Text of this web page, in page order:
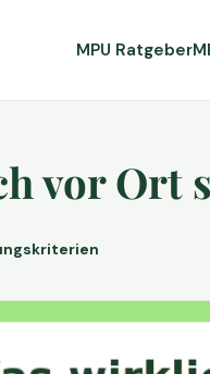
MPU Ratgeber
vor Ort